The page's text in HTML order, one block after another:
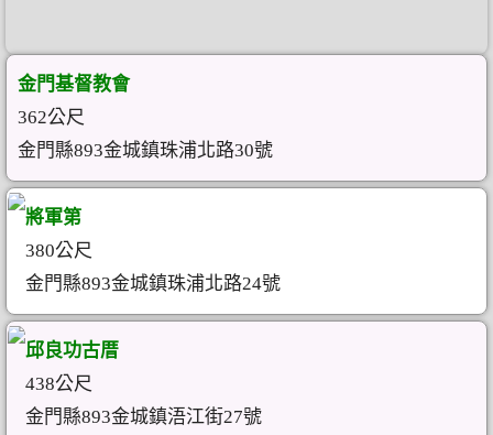
金門基督教會
362公尺
金門縣893金城鎮珠浦北路30號
將軍第
380公尺
金門縣893金城鎮珠浦北路24號
邱良功古厝
438公尺
金門縣893金城鎮浯江街27號